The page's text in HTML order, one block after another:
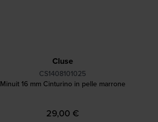
Cluse
CS1408101025
Minuit 16 mm Cinturino in pelle marrone
29,00 €